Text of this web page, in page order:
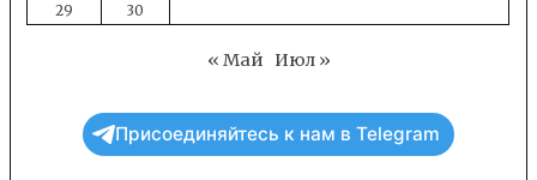
29
30
« Май Июл »
Присоединяйтесь к нам в Telegram